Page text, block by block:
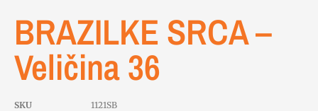
BRAZILKE SRCA –
Veličina 36
SKU
1121SB